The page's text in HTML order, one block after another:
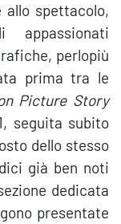
spettacolo,
perlopiù
prima tra le
Picture Story
seguita subito
dello stesso
già ben noti
dedicata
presentate